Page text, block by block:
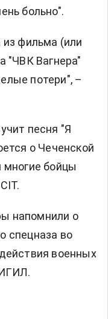
больно".
из фильма (или
"ЧВК Вагнера"
потери", –
песня "Я
о Чеченской
многие бойцы
напомнили о
спецназа во
военных